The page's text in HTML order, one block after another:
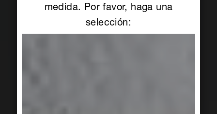
medida. Por favor, haga una
selección: